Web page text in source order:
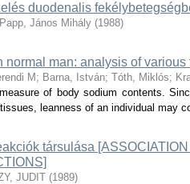
duodenalis
Papp, János Mihály (1988)
man: analysis of various
M; Barna, István; Tóth, Miklós;
of body sodium contents.
leanness of an individual may
társulása
JUDIT (1989)